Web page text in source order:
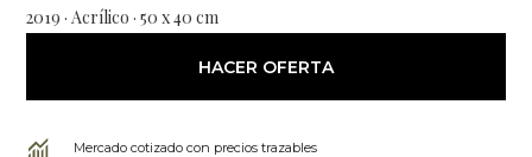
2019 · Acrílico · 50 x 40 cm
HACER OFERTA
Mercado cotizado con precios trazables